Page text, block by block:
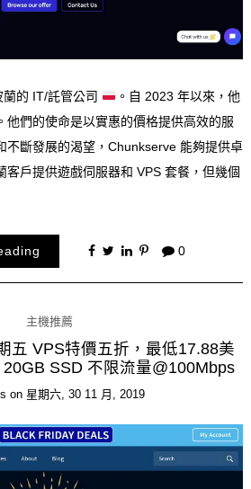
的 IT/託管公司
。自 2023 年以來，他
他們的使命是以實惠的價格提供高效的服
不斷發展的渴望，Chunkserve 能夠提供卓
客戶提供遊戲伺服器和 VPS 套餐，但幾個
0
主機推薦
五 VPS特價五折，最低17.88美
SSD 不限流量@100Mbps
on 星期六, 30 11 月, 2019